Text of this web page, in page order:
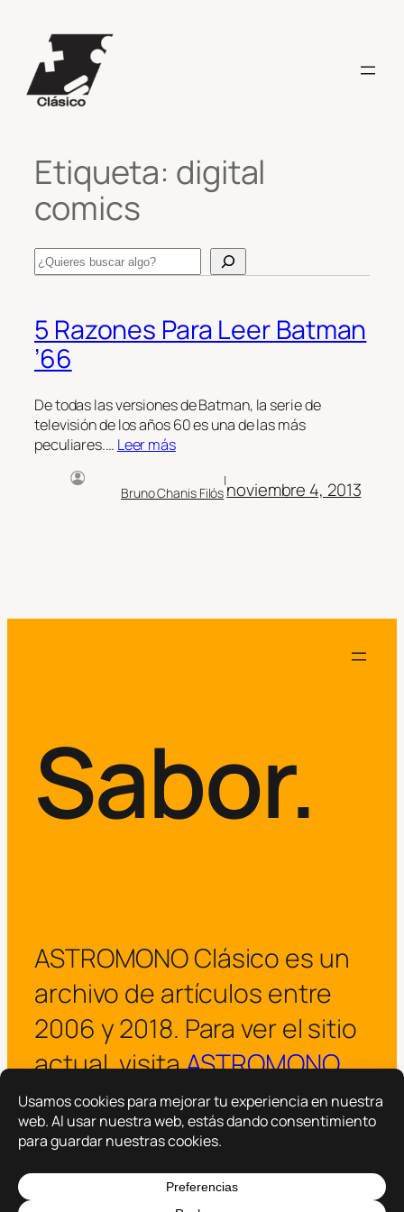
contenido
Etiqueta: digital
comics
Search
5 Razones Para Leer Batman
’66
De todas las versiones de Batman, la serie de
televisión de los años 60 es una de las más
peculiares.… Leer más
Bruno Chanis Filós
|noviembre 4, 2013
Sabor.
ASTROMONO Clásico es un
archivo de artículos entre
2006 y 2018. Para ver el sitio
actual, visitaASTROMONO.
¡Visitar ASTROMONO ya!
Copyright © 2025 –ASTROMONO Hazlo por familia.